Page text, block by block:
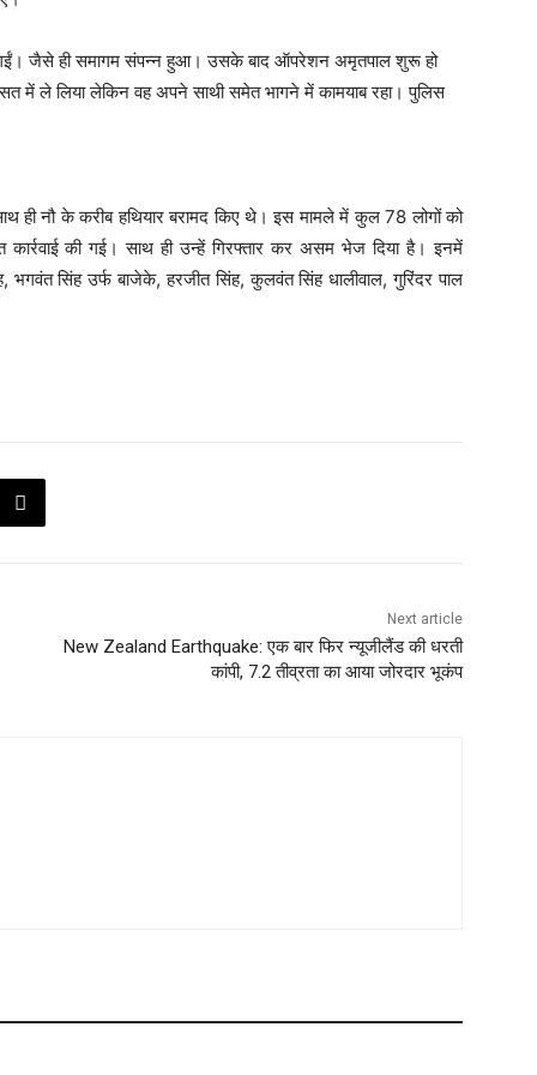
गईं। जैसे ही समागम संपन्न हुआ। उसके बाद ऑपरेशन अमृतपाल शुरू हो
में ले लिया लेकिन वह अपने साथी समेत भागने में कामयाब रहा। पुलिस
ही नौ के करीब हथियार बरामद किए थे। इस मामले में कुल 78 लोगों को
कार्रवाई की गई। साथ ही उन्हें गिरफ्तार कर असम भेज दिया है। इनमें
सिंह उर्फ बाजेके, हरजीत सिंह, कुलवंत सिंह धालीवाल, गुरिंदर पाल
Next article
New Zealand Earthquake: एक बार फिर न्यूजीलैंड की धरती
कांपी, 7.2 तीव्रता का आया जोरदार भूकंप